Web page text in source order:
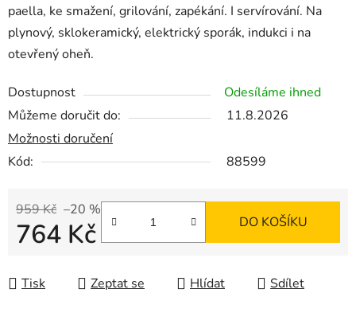
paella, ke smažení, grilování, zapékání. I servírování. Na
plynový, sklokeramický, elektrický sporák, indukci i na
otevřený oheň.
Dostupnost
Odesíláme ihned
Můžeme doručit do:
11.8.2026
Možnosti doručení
Kód:
88599
959 Kč –20 %
764 Kč DO KOŠÍKU
Tisk Zeptat se Hlídat Sdílet